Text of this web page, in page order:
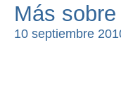
Más
10 septiembre